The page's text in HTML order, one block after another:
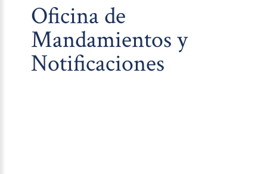
Oficina de
Mandamientos y
Notificaciones